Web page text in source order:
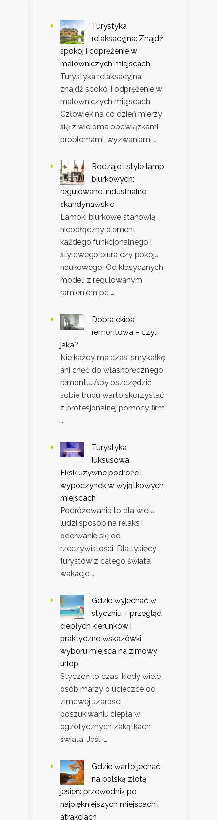
Turystyka
relaksacyjna: Znajdź
spokój i odprężenie w
malowniczych miejscach
Turystyka relaksacyjna:
znajdź spokój i odprężenie w
malowniczych miejscach
Człowiek na co dzień mierzy
się z wieloma obowiązkami,
problemami, wyzwaniami …
Rodzaje i style lamp
biurkowych:
regulowane, industrialne,
skandynawskie
Lampki biurkowe stanowią
nieodłączny element
każdego funkcjonalnego i
stylowego biura czy pokoju
naukowego. Od klasycznych
modeli z regulowanym
ramieniem po …
Dobra ekipa
remontowa – czyli
jaka?
Nie każdy ma czas, smykałkę,
ani chęć do własnoręcznego
remontu. Aby oszczędzić
sobie trudu warto skorzystać
z profesjonalnej pomocy firm
…
Turystyka
luksusowa:
Ekskluzywne podróże i
wypoczynek w wyjątkowych
miejscach
Podróżowanie to dla wielu
ludzi sposób na relaks i
oderwanie się od
rzeczywistości. Dla tysięcy
turystów z całego świata
wakacje …
Gdzie wyjechać w
styczniu – przegląd
ciepłych kierunków i
praktyczne wskazówki
wyboru miejsca na zimowy
urlop
Styczeń to czas, kiedy wiele
osób marzy o ucieczce od
zimowej szarości i
poszukiwaniu ciepła w
egzotycznych zakątkach
świata. Jeśli …
Gdzie warto jechać
na polską złotą
jesień: przewodnik po
najpiękniejszych miejscach i
atrakcjach